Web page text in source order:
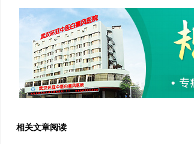
相关文章阅读